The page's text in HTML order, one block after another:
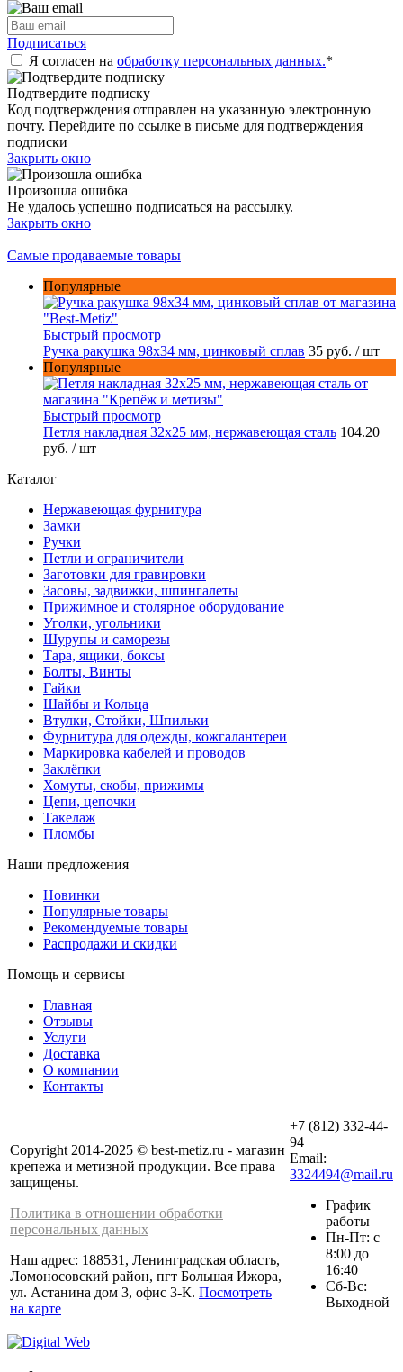
Подписаться
Я согласен на обработку персональных данных.*
Подтвердите подписку
Код подтверждения отправлен на указанную электронную
почту. Перейдите по ссылке в письме для подтверждения
подписки
Закрыть окно
Произошла ошибка
Не удалось успешно подписаться на рассылку.
Закрыть окно
Самые продаваемые товары
Популярные
Быстрый просмотр
Ручка ракушка 98x34 мм, цинковый сплав 35 руб. / шт
Популярные
Быстрый просмотр
Петля накладная 32х25 мм, нержавеющая сталь 104.20
руб. / шт
Каталог
Нержавеющая фурнитура
Замки
Ручки
Петли и ограничители
Заготовки для гравировки
Засовы, задвижки, шпингалеты
Прижимное и столярное оборудование
Уголки, угольники
Шурупы и саморезы
Тара, ящики, боксы
Болты, Винты
Гайки
Шайбы и Кольца
Втулки, Стойки, Шпильки
Фурнитура для одежды, кожгалантереи
Маркировка кабелей и проводов
Заклёпки
Хомуты, скобы, прижимы
Цепи, цепочки
Такелаж
Пломбы
Наши предложения
Новинки
Популярные товары
Рекомендуемые товары
Распродажи и скидки
Помощь и сервисы
Главная
Отзывы
Услуги
Доставка
О компании
Контакты
Copyright 2014-2025 © best-metiz.ru - магазин
крепежа и метизной продукции. Все права
защищены.
Политика в отношении обработки
персональных данных
Наш адрес: 188531, Ленинградская область,
Ломоносовский район, пгт Большая Ижора,
ул. Астанина дом 3, офис 3-К. Посмотреть
на карте
+7 (812) 332-44-
94
Email:
3324494@mail.ru
График
работы
Пн-Пт: с
8:00 до
16:40
Сб-Вс:
Выходной